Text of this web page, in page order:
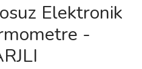
Elektronik
-